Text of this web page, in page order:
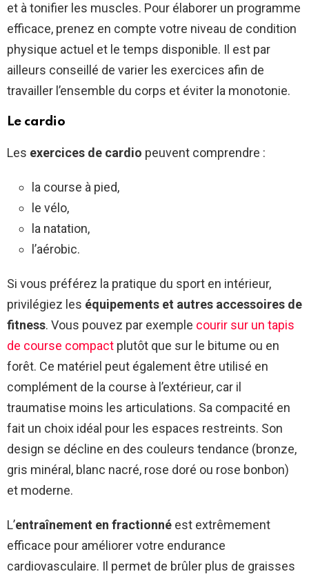
et à tonifier les muscles. Pour élaborer un programme
efficace, prenez en compte votre niveau de condition
physique actuel et le temps disponible. Il est par
ailleurs conseillé de varier les exercices afin de
travailler l’ensemble du corps et éviter la monotonie.
Le cardio
Les exercices de cardio peuvent comprendre :
la course à pied,
le vélo,
la natation,
l’aérobic.
Si vous préférez la pratique du sport en intérieur,
privilégiez les équipements et autres accessoires de
fitness. Vous pouvez par exemple courir sur un tapis
de course compact plutôt que sur le bitume ou en
forêt. Ce matériel peut également être utilisé en
complément de la course à l’extérieur, car il
traumatise moins les articulations. Sa compacité en
fait un choix idéal pour les espaces restreints. Son
design se décline en des couleurs tendance (bronze,
gris minéral, blanc nacré, rose doré ou rose bonbon)
et moderne.
L’entraînement en fractionné est extrêmement
efficace pour améliorer votre endurance
cardiovasculaire. Il permet de brûler plus de graisses